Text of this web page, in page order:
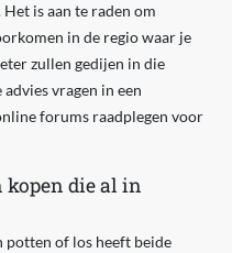
is aan te raden om
in de regio waar je
zullen gedijen in die
vragen in een
forums raadplegen voor
die al in
potten of los heeft beide